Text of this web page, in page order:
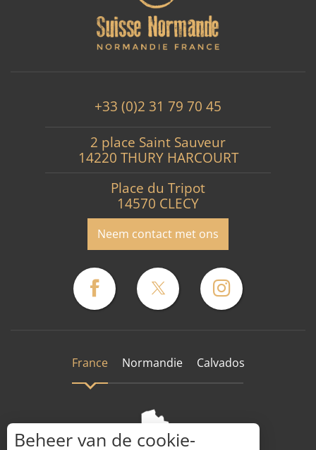
+33 (0)2 31 79 70 45
2 place Saint Sauveur
14220 THURY HARCOURT
Place du Tripot
14570 CLECY
Neem contact met ons
France Normandie Calvados
Beheer van de cookie-